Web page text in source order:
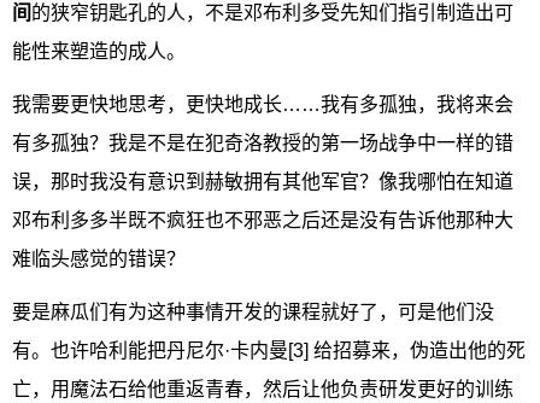
间 的狭窄钥匙孔的人，不是邓布利多受先知们指引制造出可
能性来塑造的成人。
我需要更快地思考，更快地成长……我有多孤独，我将来会
有多孤独？我是不是在犯奇洛教授的第一场战争中一样的错
误，那时我没有意识到赫敏拥有其他军官？像我哪怕在知道
邓布利多多半既不疯狂也不邪恶之后还是没有告诉他那种大
难临头感觉的错误？
要是麻瓜们有为这种事情开发的课程就好了，可是他们没
有。也许哈利能把丹尼尔·卡内曼[3] 给招募来，伪造出他的死
亡，用魔法石给他重返青春，然后让他负责研发更好的训练